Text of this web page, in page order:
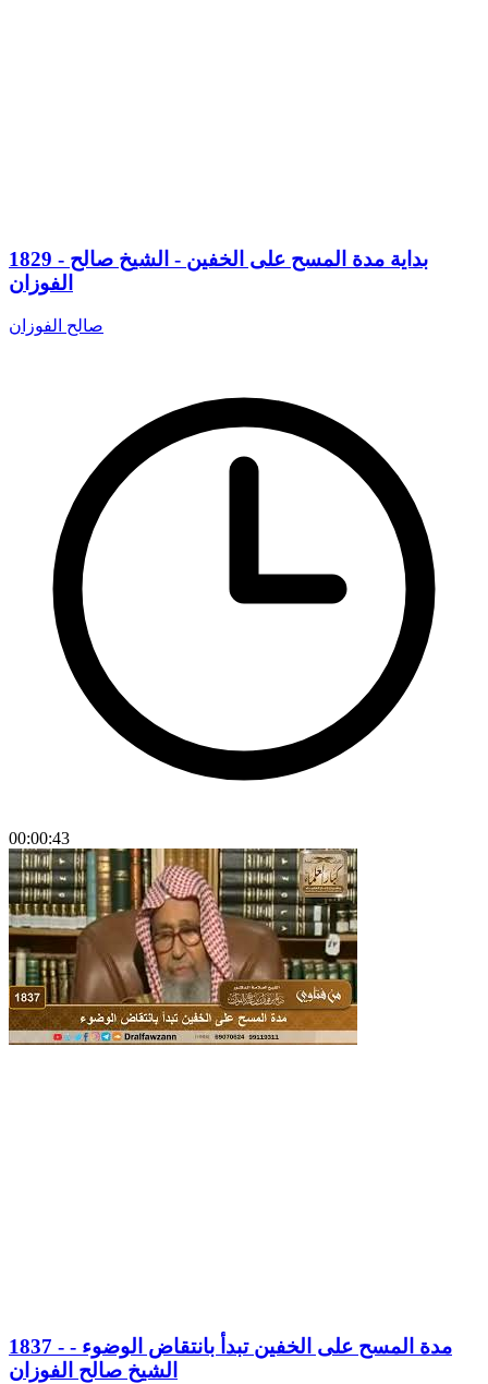
1829 - بداية مدة المسح على الخفين - الشيخ صالح
الفوزان
صالح الفوزان
00:00:43
1837 - مدة المسح على الخفين تبدأ بانتقاض الوضوء -
الشيخ صالح الفوزان